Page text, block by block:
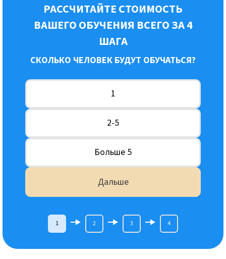
РАССЧИТАЙТЕ СТОИМОСТЬ
ВАШЕГО ОБУЧЕНИЯ ВСЕГО ЗА 4
ШАГА
СКОЛЬКО ЧЕЛОВЕК БУДУТ ОБУЧАТЬСЯ?
1
2-5
Больше 5
Дальше
1 2 3 4